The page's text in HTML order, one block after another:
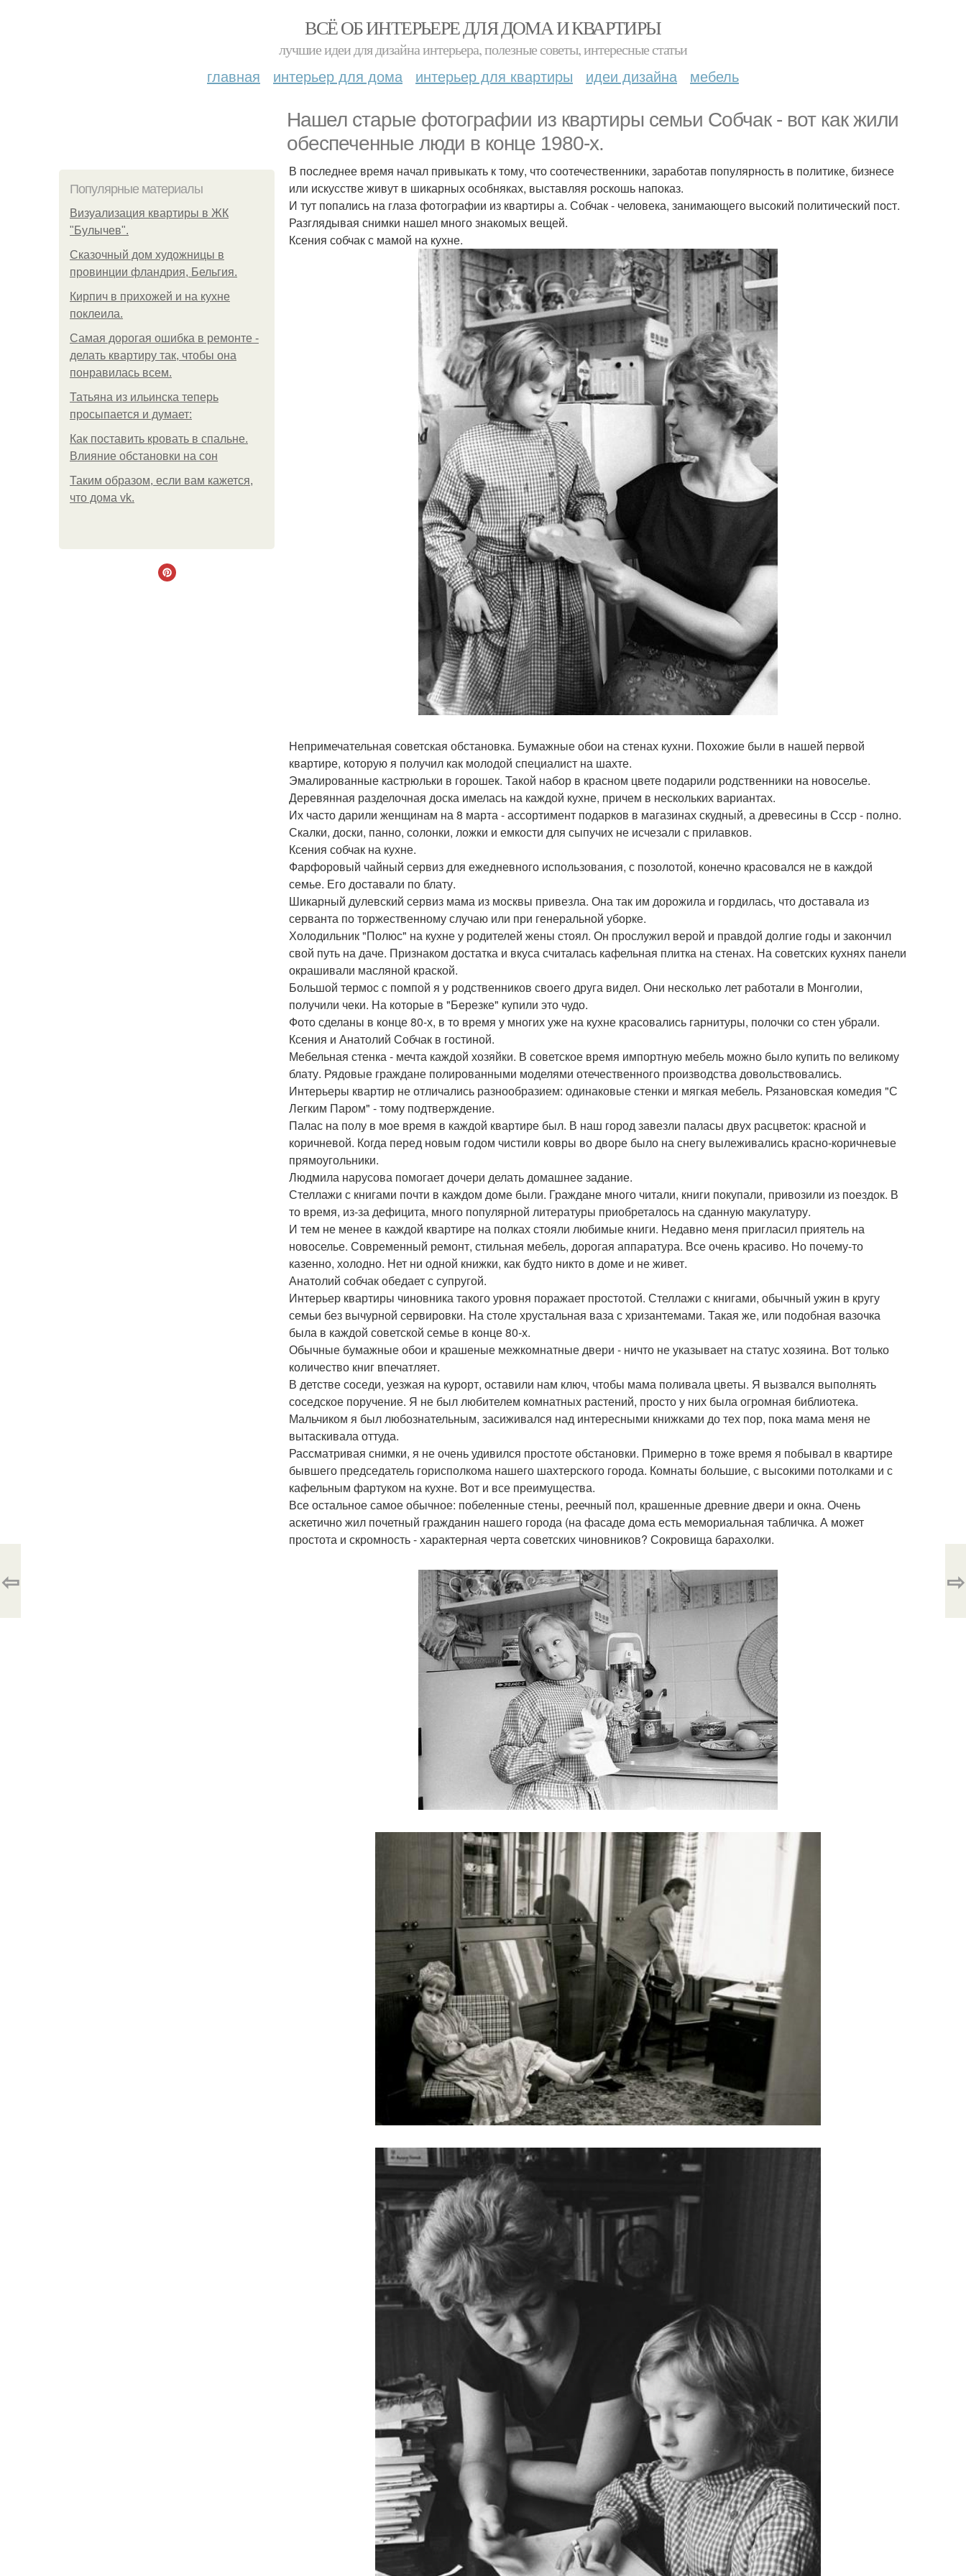
ВСЁ ОБ ИНТЕРЬЕРЕ ДЛЯ ДОМА И КВАРТИРЫ
лучшие идеи для дизайна интерьера, полезные советы, интересные статьи
главная интерьер для дома интерьер для квартиры идеи дизайна мебель
Нашел старые фотографии из квартиры семьи Собчак - вот как жили
обеспеченные люди в конце 1980-х.
Популярные материалы
Визуализация квартиры в ЖК
"Булычев".
Сказочный дом художницы в
провинции фландрия, Бельгия.
Кирпич в прихожей и на кухне
поклеила.
Самая дорогая ошибка в ремонте -
делать квартиру так, чтобы она
понравилась всем.
Татьяна из ильинска теперь
просыпается и думает:
Как поставить кровать в спальне.
Влияние обстановки на сон
Таким образом, если вам кажется,
что дома vk.
В последнее время начал привыкать к тому, что соотечественники, заработав популярность в политике, бизнесе
или искусстве живут в шикарных особняках, выставляя роскошь напоказ.
И тут попались на глаза фотографии из квартиры а. Собчак - человека, занимающего высокий политический пост.
Разглядывая снимки нашел много знакомых вещей.
Ксения собчак с мамой на кухне.
Непримечательная советская обстановка. Бумажные обои на стенах кухни. Похожие были в нашей первой
квартире, которую я получил как молодой специалист на шахте.
Эмалированные кастрюльки в горошек. Такой набор в красном цвете подарили родственники на новоселье.
Деревянная разделочная доска имелась на каждой кухне, причем в нескольких вариантах.
Их часто дарили женщинам на 8 марта - ассортимент подарков в магазинах скудный, а древесины в Ссср - полно.
Скалки, доски, панно, солонки, ложки и емкости для сыпучих не исчезали с прилавков.
Ксения собчак на кухне.
Фарфоровый чайный сервиз для ежедневного использования, с позолотой, конечно красовался не в каждой
семье. Его доставали по блату.
Шикарный дулевский сервиз мама из москвы привезла. Она так им дорожила и гордилась, что доставала из
серванта по торжественному случаю или при генеральной уборке.
Холодильник "Полюс" на кухне у родителей жены стоял. Он прослужил верой и правдой долгие годы и закончил
свой путь на даче. Признаком достатка и вкуса считалась кафельная плитка на стенах. На советских кухнях панели
окрашивали масляной краской.
Большой термос с помпой я у родственников своего друга видел. Они несколько лет работали в Монголии,
получили чеки. На которые в "Березке" купили это чудо.
Фото сделаны в конце 80-х, в то время у многих уже на кухне красовались гарнитуры, полочки со стен убрали.
Ксения и Анатолий Собчак в гостиной.
Мебельная стенка - мечта каждой хозяйки. В советское время импортную мебель можно было купить по великому
блату. Рядовые граждане полированными моделями отечественного производства довольствовались.
Интерьеры квартир не отличались разнообразием: одинаковые стенки и мягкая мебель. Рязановская комедия "С
Легким Паром" - тому подтверждение.
Палас на полу в мое время в каждой квартире был. В наш город завезли паласы двух расцветок: красной и
коричневой. Когда перед новым годом чистили ковры во дворе было на снегу вылеживались красно-коричневые
прямоугольники.
Людмила нарусова помогает дочери делать домашнее задание.
Стеллажи с книгами почти в каждом доме были. Граждане много читали, книги покупали, привозили из поездок. В
то время, из-за дефицита, много популярной литературы приобреталось на сданную макулатуру.
И тем не менее в каждой квартире на полках стояли любимые книги. Недавно меня пригласил приятель на
новоселье. Современный ремонт, стильная мебель, дорогая аппаратура. Все очень красиво. Но почему-то
казенно, холодно. Нет ни одной книжки, как будто никто в доме и не живет.
Анатолий собчак обедает с супругой.
Интерьер квартиры чиновника такого уровня поражает простотой. Стеллажи с книгами, обычный ужин в кругу
семьи без вычурной сервировки. На столе хрустальная ваза с хризантемами. Такая же, или подобная вазочка
была в каждой советской семье в конце 80-х.
Обычные бумажные обои и крашеные межкомнатные двери - ничто не указывает на статус хозяина. Вот только
количество книг впечатляет.
В детстве соседи, уезжая на курорт, оставили нам ключ, чтобы мама поливала цветы. Я вызвался выполнять
соседское поручение. Я не был любителем комнатных растений, просто у них была огромная библиотека.
Мальчиком я был любознательным, засиживался над интересными книжками до тех пор, пока мама меня не
вытаскивала оттуда.
Рассматривая снимки, я не очень удивился простоте обстановки. Примерно в тоже время я побывал в квартире
бывшего председатель горисполкома нашего шахтерского города. Комнаты большие, с высокими потолками и с
кафельным фартуком на кухне. Вот и все преимущества.
Все остальное самое обычное: побеленные стены, реечный пол, крашенные древние двери и окна. Очень
аскетично жил почетный гражданин нашего города (на фасаде дома есть мемориальная табличка. А может
простота и скромность - характерная черта советских чиновников? Сокровища барахолки.
⇦ ⇨